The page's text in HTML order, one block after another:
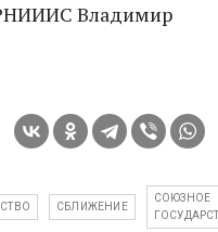
Владимир
СБЛИЖЕНИЕ
СОЮЗНОЕ